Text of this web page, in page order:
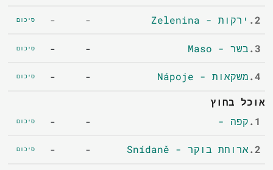
2. ירקות - Zelenina -
- סיכום
3. בשר - Maso -
- סיכום
4. משקאות - Nápoje -
- סיכום
אוכל בחוץ
1. קפה - -
- סיכום
2. ארוחת בוקר - Snídaně -
- סיכום